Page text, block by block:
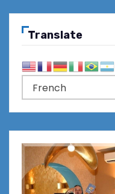
Translate